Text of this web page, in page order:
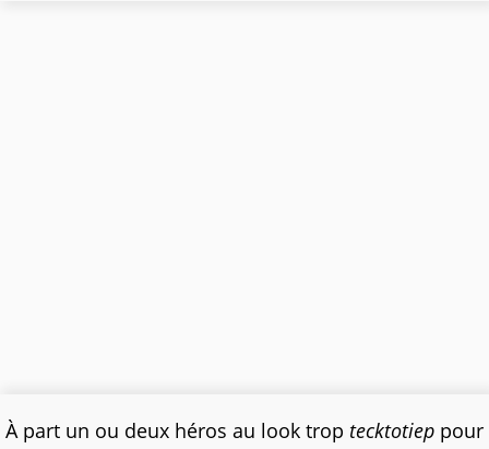
À part un ou deux héros au look trop tecktotiep pour